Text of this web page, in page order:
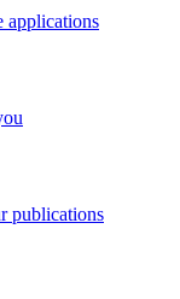
applications
publications